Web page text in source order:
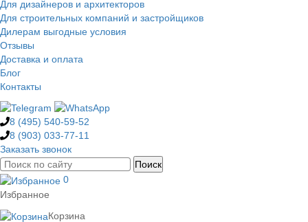
Для дизайнеров и архитекторов
Для строительных компаний и застройщиков
Дилерам выгодные условия
Отзывы
Доставка и оплата
Блог
Контакты
8 (495) 540-59-52
8 (903) 033-77-11
Заказать звонок
0
Избранное
Корзина